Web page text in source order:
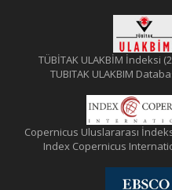
TÜBİTAK ULAKBİM İndeksi
TUBITAK ULAKBIM
Copernicus Uluslararası
Index Copernicus